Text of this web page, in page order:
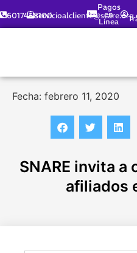
6017448100
Pagos
en
Línea
Fecha: febrero 11, 2020
SNARE invita a
afiliados